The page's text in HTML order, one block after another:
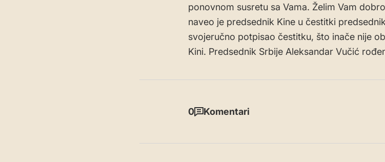
ponovnom susretu sa Vama. Želim Vam
naveo je predsednik Kine u čestitki
svojeručno potpisao čestitku, što inače nije
Kini. Predsednik Srbije Aleksandar Vučić
0 Komentari